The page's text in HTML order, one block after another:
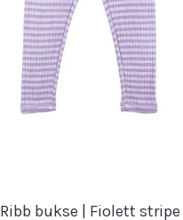
Ribb bukse | Fiolett stripe